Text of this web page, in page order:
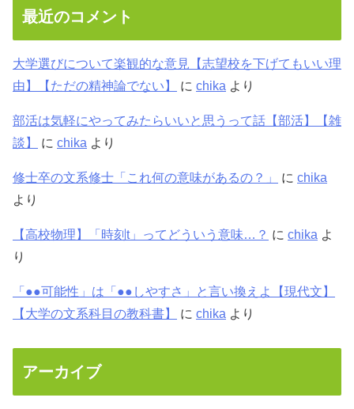
最近のコメント
大学選びについて楽観的な意見【志望校を下げてもいい理
由】【ただの精神論でない】
に chika より
部活は気軽にやってみたらいいと思うって話【部活】【雑
談】
に chika より
修士卒の文系修士「これ何の意味があるの？」 に chika
より
【高校物理】「時刻t」ってどういう意味…？ に chika よ
り
「●●可能性」は「●●しやすさ」と言い換えよ【現代文】
【大学の文系科目の教科書】
に chika より
アーカイブ